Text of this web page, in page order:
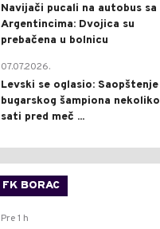
Navijači pucali na autobus sa
Argentincima: Dvojica su
prebačena u bolnicu
07.07.2026.
Levski se oglasio: Saopštenje
bugarskog šampiona nekoliko
sati pred meč ...
FK BORAC
Pre 1 h